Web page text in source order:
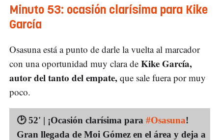
Minuto 53: ocasión clarísima para Kike
García
Osasuna está a punto de darle la vuelta al marcador
con una oportunidad muy clara de Kike García,
autor del tanto del empate, que sale fuera por muy
poco.
🕑 52' | ¡Ocasión clarísima para #Osasuna!
Gran llegada de Moi Gómez en el área y deja a